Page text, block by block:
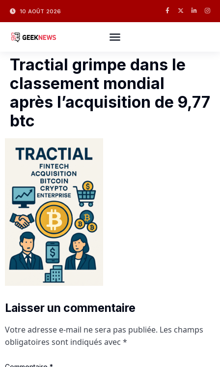
10 AOÛT 2026
Tractial grimpe dans le
classement mondial
après l’acquisition de 9,77
btc
Laisser un commentaire
Votre adresse e-mail ne sera pas publiée. Les champs
obligatoires sont indiqués avec *